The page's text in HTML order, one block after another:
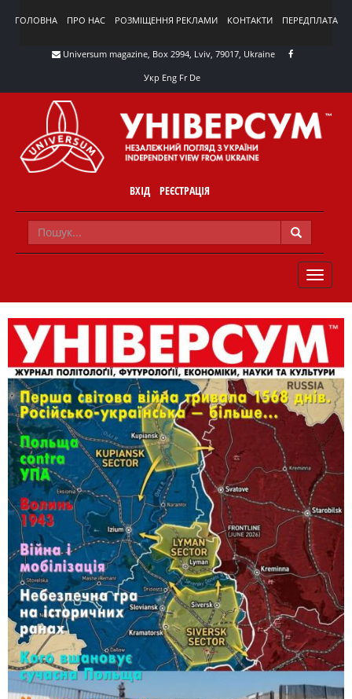
ГОЛОВНА ПРО НАС РОЗМІЩЕННЯ РЕКЛАМИ КОНТАКТИ ПЕРЕДПЛАТА
Universum magazine, Box 2994, Lviv, 79017, Ukraine
Укр Eng Fr De
ВХІД РЕЄСТРАЦІЯ
TOGGLE